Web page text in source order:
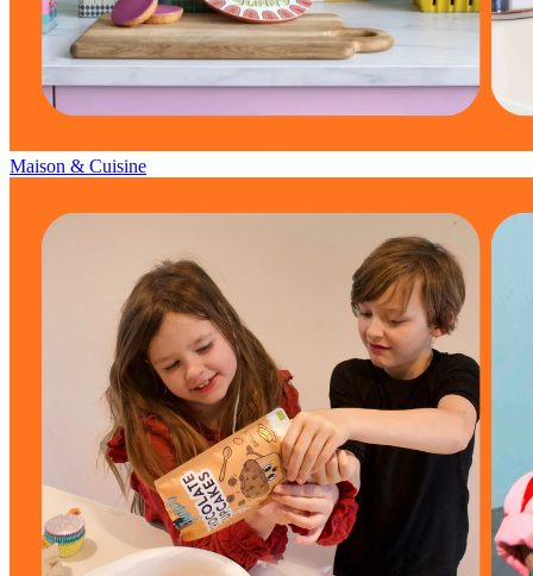
Maison & Cuisine